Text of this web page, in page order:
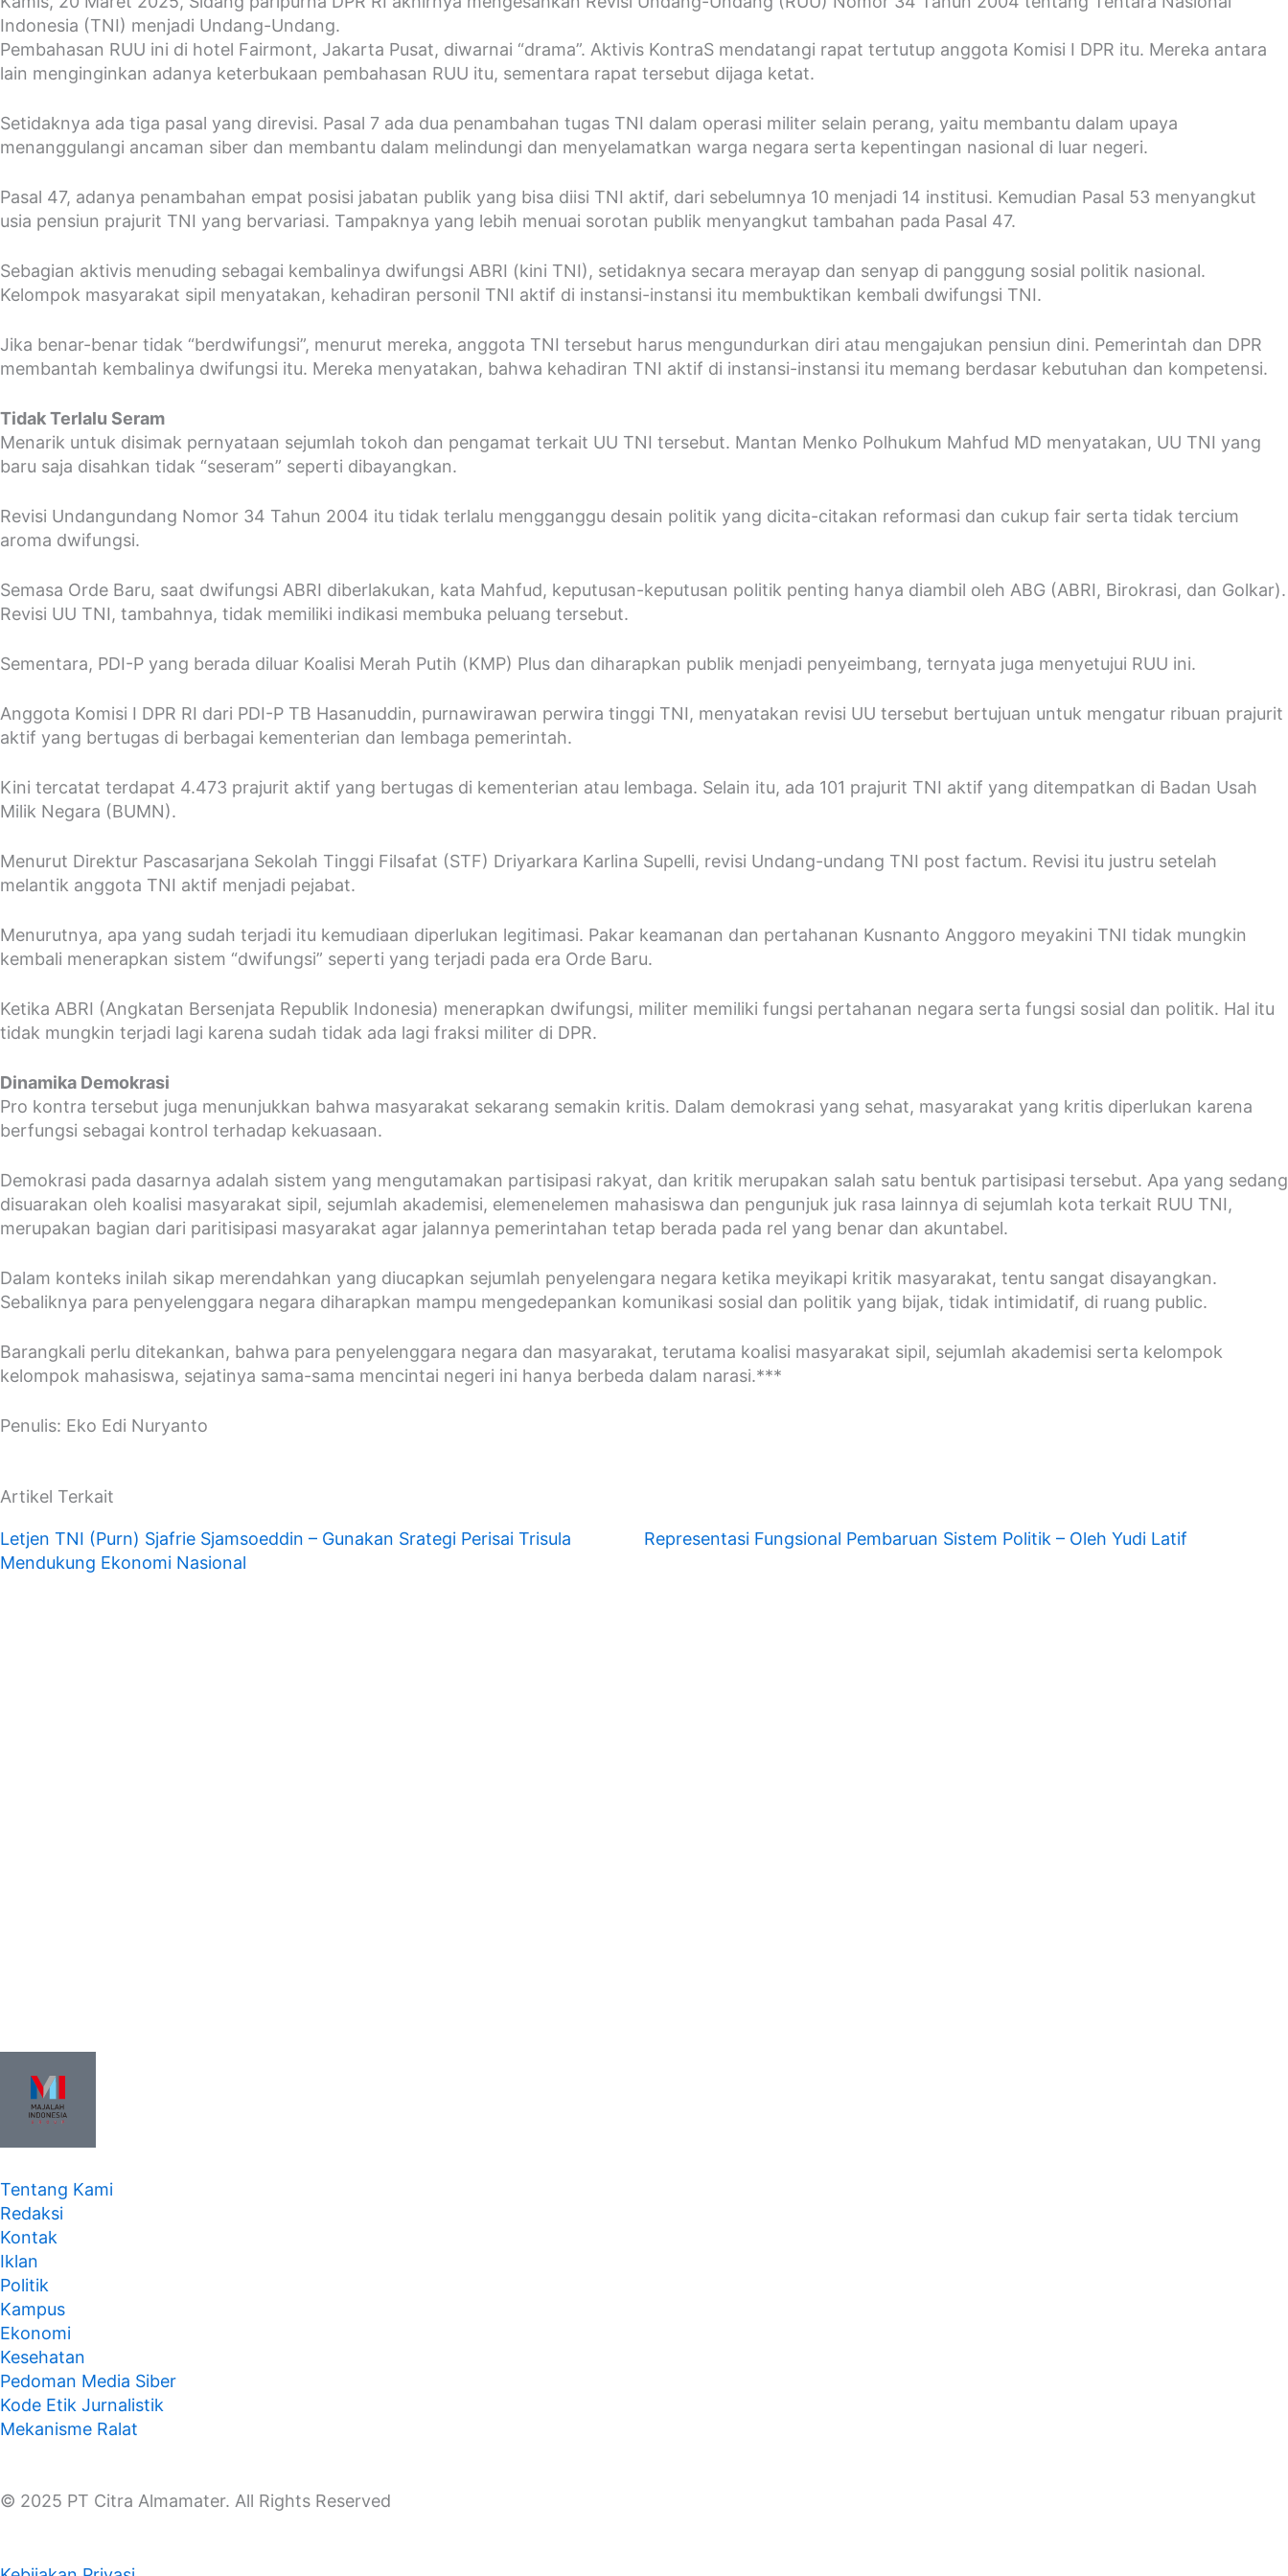
Indonesia (TNI) menjadi Undang-Undang.
Pembahasan RUU ini di hotel Fairmont, Jakarta Pusat, diwarnai “drama”. Aktivis KontraS mendatangi rapat tertutup anggota Komisi I DPR itu. Mereka antara
lain menginginkan adanya keterbukaan pembahasan RUU itu, sementara rapat tersebut dijaga ketat.
Setidaknya ada tiga pasal yang direvisi. Pasal 7 ada dua penambahan tugas TNI dalam operasi militer selain perang, yaitu membantu dalam upaya
menanggulangi ancaman siber dan membantu dalam melindungi dan menyelamatkan warga negara serta kepentingan nasional di luar negeri.
Pasal 47, adanya penambahan empat posisi jabatan publik yang bisa diisi TNI aktif, dari sebelumnya 10 menjadi 14 institusi. Kemudian Pasal 53 menyangkut
usia pensiun prajurit TNI yang bervariasi. Tampaknya yang lebih menuai sorotan publik menyangkut tambahan pada Pasal 47.
Sebagian aktivis menuding sebagai kembalinya dwifungsi ABRI (kini TNI), setidaknya secara merayap dan senyap di panggung sosial politik nasional.
Kelompok masyarakat sipil menyatakan, kehadiran personil TNI aktif di instansi-instansi itu membuktikan kembali dwifungsi TNI.
Jika benar-benar tidak “berdwifungsi”, menurut mereka, anggota TNI tersebut harus mengundurkan diri atau mengajukan pensiun dini. Pemerintah dan DPR
membantah kembalinya dwifungsi itu. Mereka menyatakan, bahwa kehadiran TNI aktif di instansi-instansi itu memang berdasar kebutuhan dan kompetensi.
Tidak Terlalu Seram
Menarik untuk disimak pernyataan sejumlah tokoh dan pengamat terkait UU TNI tersebut. Mantan Menko Polhukum Mahfud MD menyatakan, UU TNI yang
baru saja disahkan tidak “seseram” seperti dibayangkan.
Revisi Undangundang Nomor 34 Tahun 2004 itu tidak terlalu mengganggu desain politik yang dicita-citakan reformasi dan cukup fair serta tidak tercium
aroma dwifungsi.
Semasa Orde Baru, saat dwifungsi ABRI diberlakukan, kata Mahfud, keputusan-keputusan politik penting hanya diambil oleh ABG (ABRI, Birokrasi, dan Golkar).
Revisi UU TNI, tambahnya, tidak memiliki indikasi membuka peluang tersebut.
Sementara, PDI-P yang berada diluar Koalisi Merah Putih (KMP) Plus dan diharapkan publik menjadi penyeimbang, ternyata juga menyetujui RUU ini.
Anggota Komisi I DPR RI dari PDI-P TB Hasanuddin, purnawirawan perwira tinggi TNI, menyatakan revisi UU tersebut bertujuan untuk mengatur ribuan prajurit
aktif yang bertugas di berbagai kementerian dan lembaga pemerintah.
Kini tercatat terdapat 4.473 prajurit aktif yang bertugas di kementerian atau lembaga. Selain itu, ada 101 prajurit TNI aktif yang ditempatkan di Badan Usah
Milik Negara (BUMN).
Menurut Direktur Pascasarjana Sekolah Tinggi Filsafat (STF) Driyarkara Karlina Supelli, revisi Undang-undang TNI post factum. Revisi itu justru setelah
melantik anggota TNI aktif menjadi pejabat.
Menurutnya, apa yang sudah terjadi itu kemudiaan diperlukan legitimasi. Pakar keamanan dan pertahanan Kusnanto Anggoro meyakini TNI tidak mungkin
kembali menerapkan sistem “dwifungsi” seperti yang terjadi pada era Orde Baru.
Ketika ABRI (Angkatan Bersenjata Republik Indonesia) menerapkan dwifungsi, militer memiliki fungsi pertahanan negara serta fungsi sosial dan politik. Hal itu
tidak mungkin terjadi lagi karena sudah tidak ada lagi fraksi militer di DPR.
Dinamika Demokrasi
Pro kontra tersebut juga menunjukkan bahwa masyarakat sekarang semakin kritis. Dalam demokrasi yang sehat, masyarakat yang kritis diperlukan karena
berfungsi sebagai kontrol terhadap kekuasaan.
Demokrasi pada dasarnya adalah sistem yang mengutamakan partisipasi rakyat, dan kritik merupakan salah satu bentuk partisipasi tersebut. Apa yang sedang
disuarakan oleh koalisi masyarakat sipil, sejumlah akademisi, elemenelemen mahasiswa dan pengunjuk juk rasa lainnya di sejumlah kota terkait RUU TNI,
merupakan bagian dari paritisipasi masyarakat agar jalannya pemerintahan tetap berada pada rel yang benar dan akuntabel.
Dalam konteks inilah sikap merendahkan yang diucapkan sejumlah penyelengara negara ketika meyikapi kritik masyarakat, tentu sangat disayangkan.
Sebaliknya para penyelenggara negara diharapkan mampu mengedepankan komunikasi sosial dan politik yang bijak, tidak intimidatif, di ruang public.
Barangkali perlu ditekankan, bahwa para penyelenggara negara dan masyarakat, terutama koalisi masyarakat sipil, sejumlah akademisi serta kelompok
kelompok mahasiswa, sejatinya sama-sama mencintai negeri ini hanya berbeda dalam narasi.***
Penulis: Eko Edi Nuryanto
Artikel Terkait
Letjen TNI (Purn) Sjafrie Sjamsoeddin – Gunakan Srategi Perisai Trisula
Mendukung Ekonomi Nasional
Representasi Fungsional Pembaruan Sistem Politik – Oleh Yudi Latif
Tentang Kami
Redaksi
Kontak
Iklan
Politik
Kampus
Ekonomi
Kesehatan
Pedoman Media Siber
Kode Etik Jurnalistik
Mekanisme Ralat
© 2025 PT Citra Almamater. All Rights Reserved